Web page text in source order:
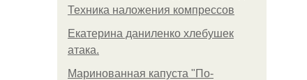
Техника наложения компрессов
Екатерина даниленко хлебушек
атака.
Маринованная капуста "По-